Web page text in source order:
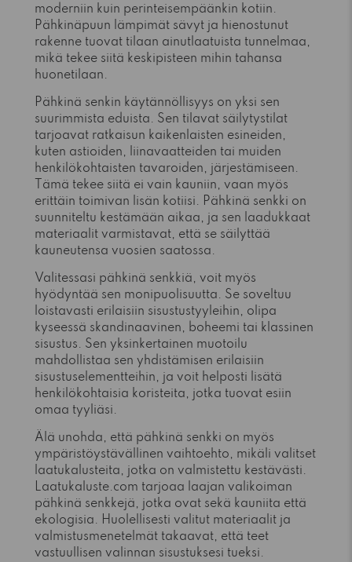
moderniin kuin perinteisempäänkin kotiin.
Pähkinäpuun lämpimät sävyt ja hienostunut
rakenne tuovat tilaan ainutlaatuista tunnelmaa,
mikä tekee siitä keskipisteen mihin tahansa
huonetilaan.
Pähkinä senkin käytännöllisyys on yksi sen
suurimmista eduista. Sen tilavat säilytystilat
tarjoavat ratkaisun kaikenlaisten esineiden,
kuten astioiden, liinavaatteiden tai muiden
henkilökohtaisten tavaroiden, järjestämiseen.
Tämä tekee siitä ei vain kauniin, vaan myös
erittäin toimivan lisän kotiisi. Pähkinä senkki on
suunniteltu kestämään aikaa, ja sen laadukkaat
materiaalit varmistavat, että se säilyttää
kauneutensa vuosien saatossa.
Valitessasi pähkinä senkkiä, voit myös
hyödyntää sen monipuolisuutta. Se soveltuu
loistavasti erilaisiin sisustustyyleihin, olipa
kyseessä skandinaavinen, boheemi tai klassinen
sisustus. Sen yksinkertainen muotoilu
mahdollistaa sen yhdistämisen erilaisiin
sisustuselementteihin, ja voit helposti lisätä
henkilökohtaisia koristeita, jotka tuovat esiin
omaa tyyliäsi.
Älä unohda, että pähkinä senkki on myös
ympäristöystävällinen vaihtoehto, mikäli valitset
laatukalusteita, jotka on valmistettu kestävästi.
Laatukaluste.com tarjoaa laajan valikoiman
pähkinä senkkejä, jotka ovat sekä kauniita että
ekologisia. Huolellisesti valitut materiaalit ja
valmistusmenetelmät takaavat, että teet
vastuullisen valinnan sisustuksesi tueksi.